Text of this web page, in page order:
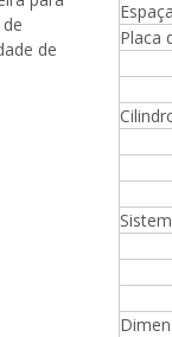
de
1400/
Placa